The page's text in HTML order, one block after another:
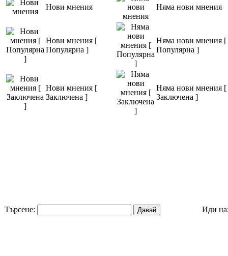
Нови мнения Няма нови мнения
Нови мнения [
Популярна ]
Няма нови мнения [
Популярна ]
Нови мнения [
Заключена ]
Няма нови мнения [
Заключена ]
Търсене: Иди